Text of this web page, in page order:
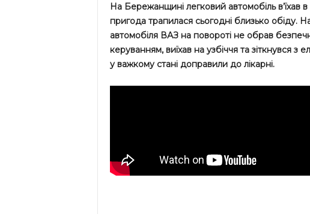
На Бережанщині легковий автомобіль
пригода трапилася сьогодні близько обіду.
автомобіля ВАЗ на повороті не обрав
керуванням, виїхав на узбіччя та зіткнувся
у важкому стані доправили до лікарні.